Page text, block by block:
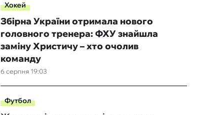
Хокей
6 серпня 19:03
Збірна України отримала нового
головного тренера: ФХУ знайшла
заміну Христичу – хто очолив
команду
Футбол